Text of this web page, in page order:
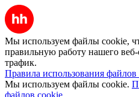
Мы используем файлы cookie,
правильную работу нашего веб-
трафик.
Правила использования файлов
Мы используем файлы cookie.
файлов cookie